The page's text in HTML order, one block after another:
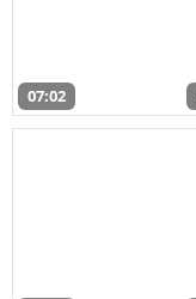
07:02